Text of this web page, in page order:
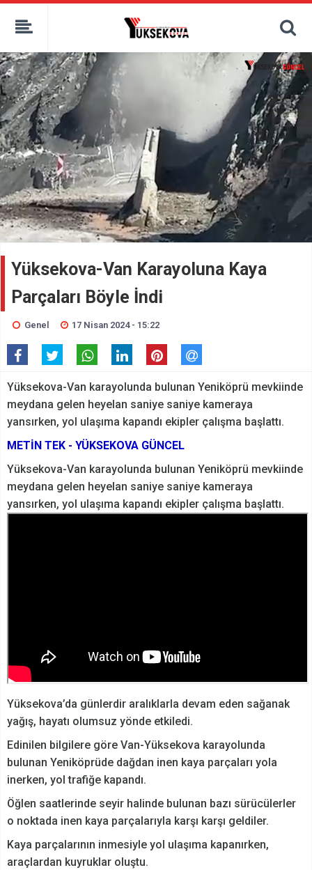
kaçak bahis
deneme bonusu
canlı bahis siteleri
deneme bonusu veren siteler
bahis siteleri
porno izle
Yüksekova-Van Karayoluna Kaya
Parçaları Böyle İndi
Genel 17 Nisan 2024 - 15:22
Yüksekova-Van karayolunda bulunan Yeniköprü mevkiinde
meydana gelen heyelan saniye saniye kameraya
yansırken, yol ulaşıma kapandı ekipler çalışma başlattı.
METİN TEK - YÜKSEKOVA GÜNCEL
Yüksekova-Van karayolunda bulunan Yeniköprü mevkiinde
meydana gelen heyelan saniye saniye kameraya
yansırken, yol ulaşıma kapandı ekipler çalışma başlattı.
Yüksekova’da günlerdir aralıklarla devam eden sağanak
yağış, hayatı olumsuz yönde etkiledi.
Edinilen bilgilere göre Van-Yüksekova karayolunda
bulunan Yeniköprüde dağdan inen kaya parçaları yola
inerken, yol trafiğe kapandı.
Öğlen saatlerinde seyir halinde bulunan bazı sürücülerler
o noktada inen kaya parçalarıyla karşı karşı geldiler.
Kaya parçalarının inmesiyle yol ulaşıma kapanırken,
araçlardan kuyruklar oluştu.